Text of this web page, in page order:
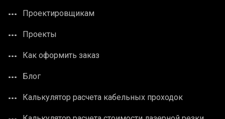
Проектировщикам
Проекты
Как оформить заказ
Блог
Калькулятор расчета кабельных проходок